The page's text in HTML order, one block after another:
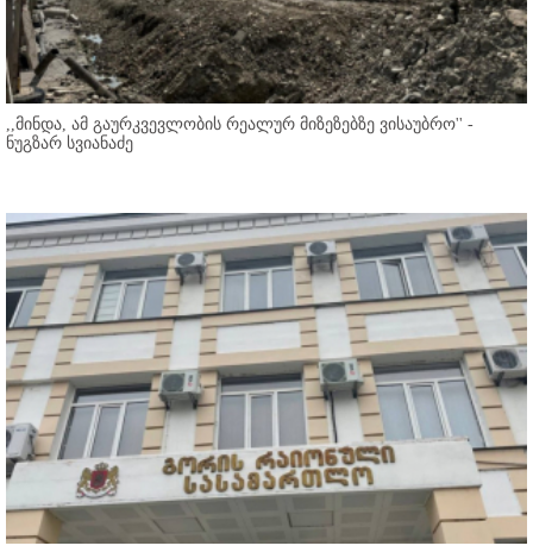
,,მინდა, ამ გაურკვევლობის რეალურ მიზეზებზე ვისაუბრო'' -
ნუგზარ სვიანაძე